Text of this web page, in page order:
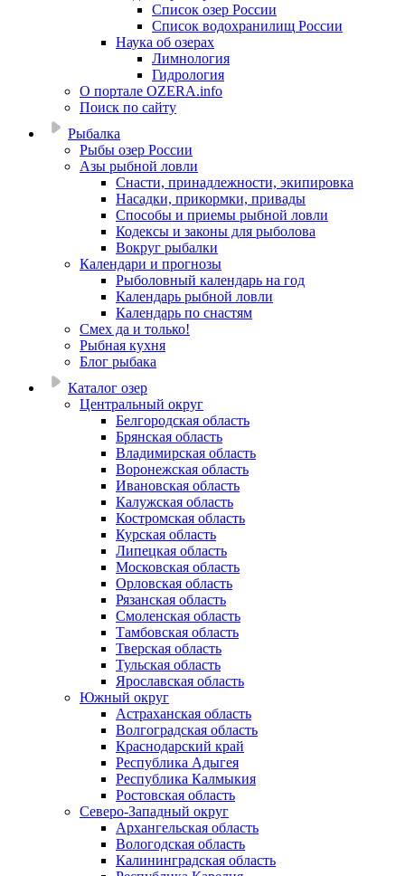
Список озер России
Список водохранилищ России
Наука об озерах
Лимнология
Гидрология
О портале OZERA.info
Поиск по сайту
Рыбалка
Рыбы озер России
Азы рыбной ловли
Снасти, принадлежности, экипировка
Насадки, прикормки, привады
Способы и приемы рыбной ловли
Кодексы и законы для рыболова
Вокруг рыбалки
Календари и прогнозы
Рыболовный календарь на год
Календарь рыбной ловли
Календарь по снастям
Смех да и только!
Рыбная кухня
Блог рыбака
Каталог озер
Центральный округ
Белгородская область
Брянская область
Владимирская область
Воронежская область
Ивановская область
Калужская область
Костромская область
Курская область
Липецкая область
Московская область
Орловская область
Рязанская область
Смоленская область
Тамбовская область
Тверская область
Тульская область
Ярославская область
Южный округ
Астраханская область
Волгоградская область
Краснодарский край
Республика Адыгея
Республика Калмыкия
Ростовская область
Северо-Западный округ
Архангельская область
Вологодская область
Калининградская область